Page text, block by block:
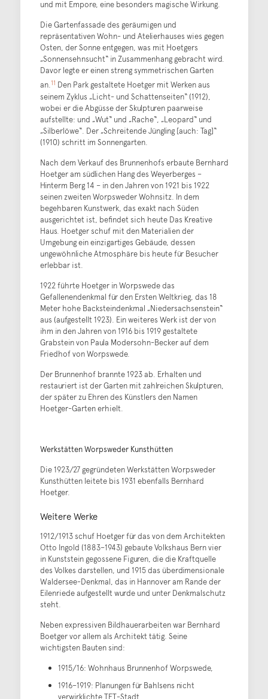
und mit Empore, eine besonders magische Wirkung.
Die Gartenfassade des geräumigen und
repräsentativen Wohn- und Atelierhauses wies gegen
Osten, der Sonne entgegen, was mit Hoetgers
„Sonnensehnsucht“ in Zusammenhang gebracht wird.
Davor legte er einen streng symmetrischen Garten
an.11 Den Park gestaltete Hoetger mit Werken aus
seinem Zyklus „Licht- und Schattenseiten“ (1912),
wobei er die Abgüsse der Skulpturen paarweise
aufstellte: und „Wut“ und „Rache“, „Leopard“ und
„Silberlöwe“. Der „Schreitende Jüngling [auch: Tag]“
(1910) schritt im Sonnengarten.
Nach dem Verkauf des Brunnenhofs erbaute Bernhard
Hoetger am südlichen Hang des Weyerberges –
Hinterm Berg 14 – in den Jahren von 1921 bis 1922
seinen zweiten Worpsweder Wohnsitz. In dem
begehbaren Kunstwerk, das exakt nach Süden
ausgerichtet ist, befindet sich heute Das Kreative
Haus. Hoetger schuf mit den Materialien der
Umgebung ein einzigartiges Gebäude, dessen
ungewöhnliche Atmosphäre bis heute für Besucher
erlebbar ist.
1922 führte Hoetger in Worpswede das
Gefallenendenkmal für den Ersten Weltkrieg, das 18
Meter hohe Backsteindenkmal „Niedersachsenstein“
aus (aufgestellt 1923). Ein weiteres Werk ist der von
ihm in den Jahren von 1916 bis 1919 gestaltete
Grabstein von Paula Modersohn-Becker auf dem
Friedhof von Worpswede.
Der Brunnenhof brannte 1923 ab. Erhalten und
restauriert ist der Garten mit zahlreichen Skulpturen,
der später zu Ehren des Künstlers den Namen
Hoetger-Garten erhielt.
Werkstätten Worpsweder Kunsthütten
Die 1923/27 gegründeten Werkstätten Worpsweder
Kunsthütten leitete bis 1931 ebenfalls Bernhard
Hoetger.
Weitere Werke
1912/1913 schuf Hoetger für das von dem Architekten
Otto Ingold (1883–1943) gebaute Volkshaus Bern vier
in Kunststein gegossene Figuren, die die Kraftquelle
des Volkes darstellen, und 1915 das überdimensionale
Waldersee-Denkmal, das in Hannover am Rande der
Eilenriede aufgestellt wurde und unter Denkmalschutz
steht.
Neben expressiven Bildhauerarbeiten war Bernhard
Boetger vor allem als Architekt tätig. Seine
wichtigsten Bauten sind:
1915/16: Wohnhaus Brunnenhof Worpswede,
1916–1919: Planungen für Bahlsens nicht
verwirklichte TET-Stadt,